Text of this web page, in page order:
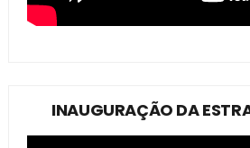
INAUGURAÇÃO DA